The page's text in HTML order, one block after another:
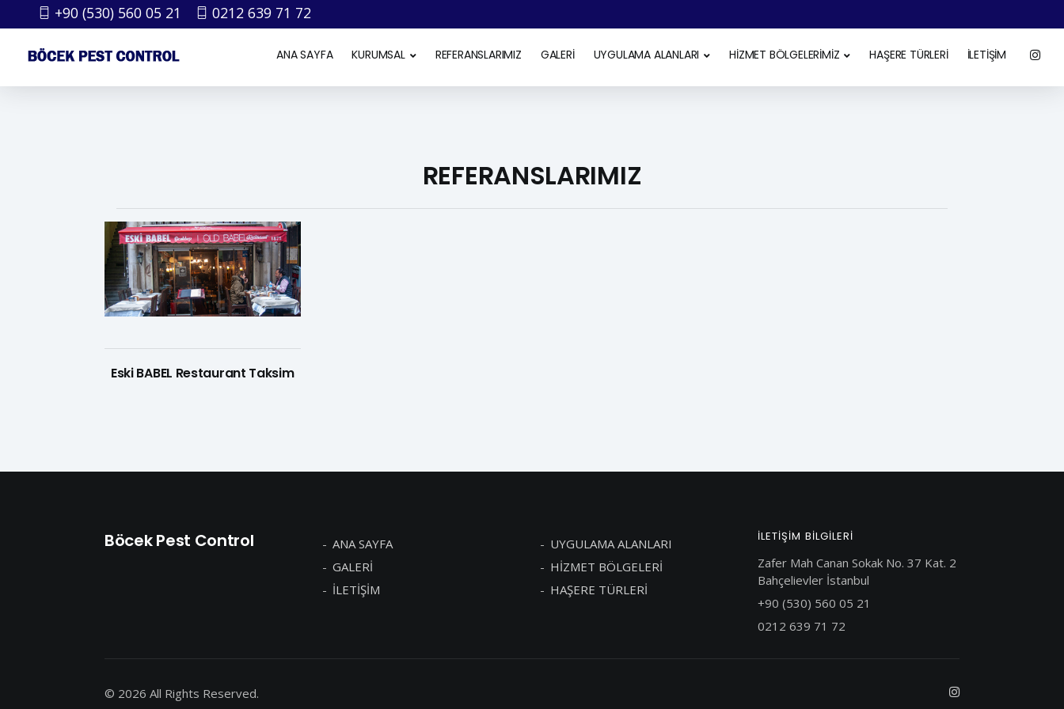
+90 (530) 560 05 21 0212 639 71 72
ANA SAYFA KURUMSAL REFERANSLARIMIZ GALERİ UYGULAMA ALANLARI HİZMET BÖLGELERİMİZ HAŞERE TÜRLERİ İLETİŞİM
REFERANSLARIMIZ
Eski BABEL Restaurant Taksim
Böcek Pest Control
ANA SAYFA
GALERİ
İLETİŞİM
UYGULAMA ALANLARI
HİZMET BÖLGELERİ
HAŞERE TÜRLERİ
ILETİŞİM BİLGİLERİ
Zafer Mah Canan Sokak No. 37 Kat. 2
Bahçelievler İstanbul
+90 (530) 560 05 21
0212 639 71 72
© 2026 All Rights Reserved.